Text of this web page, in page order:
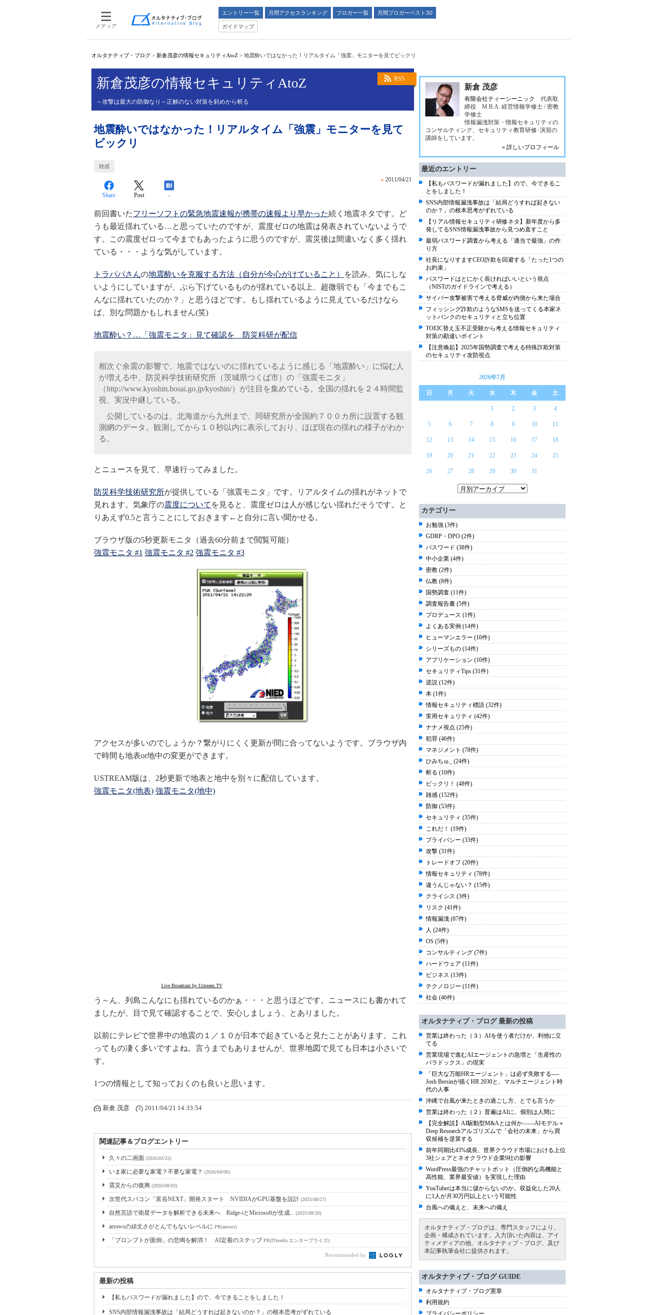
メディア
エントリー一覧 月間アクセスランキング ブロガー一覧
月間ブロガーベスト30
ガイドマップ
オルタナティブ・ブログ > 新倉茂彦の情報セキュリティAtoZ > 地震酔いではなかった！リアルタイム「強震」モニターを見てビックリ
RSS
新倉茂彦の情報セキュリティAtoZ
～攻撃は最大の防御なり～正解のない対策を斜めから斬る
地震酔いではなかった！リアルタイム「強震」モニターを見て
ビックリ
雑感
» 2011/04/21
Share Post -
前回書いたフリーソフトの緊急地震速報が携帯の速報より早かった続く地震ネタです。ど
うも最近揺れている…と思っていたのですが、震度ゼロの地震は発表されていないようで
す。この震度ゼロって今までもあったように思うのですが、震災後は間違いなく多く揺れ
ている・・・ような気がしています。
トラパパさんの地震酔いを克服する方法（自分が今心がけていること）
を読み、気にしな
いようにしていますが、ぶら下げているものが揺れている以上、超微弱でも「今までもこ
んなに揺れていたのか？」と思うほどです。もし揺れているように見えているだけなら
ば、別な問題かもしれません(笑)
地震酔い？…「強震モニタ」見て確認を 防災科研が配信
相次ぐ余震の影響で、地震ではないのに揺れているように感じる「地震酔い」に悩む人
が増える中、防災科学技術研究所（茨城県つくば市）の「強震モニタ」
（http://www.kyoshin.bosai.go.jp/kyoshin/）が注目を集めている。全国の揺れを２４時間監
視、実況中継している。
公開しているのは、北海道から九州まで、同研究所が全国約７００カ所に設置する観
測網のデータ。観測してから１０秒以内に表示しており、ほぼ現在の揺れの様子がわか
る。
とニュースを見て、早速行ってみました。
防災科学技術研究所が提供している「強震モニタ」です。リアルタイムの揺れがネットで
見れます。気象庁の震度について を見ると、震度ゼロは人が感じない揺れだそうです。と
りあえず0.5と言うことにしておきます←と自分に言い聞かせる。
ブラウザ版の5秒更新モニタ（過去60分前まで閲覧可能）
強震モニタ #1 強震モニタ #2 強震モニタ #3
アクセスが多いのでしょうか？繋がりにくく更新が間に合ってないようです。ブラウザ内
で時間も地表or地中の変更ができます。
USTREAM版は、2秒更新で地表と地中を別々に配信しています。
強震モニタ(地表) 強震モニタ(地中)
Live Broadcast by Ustream.TV
う～ん、列島こんなにも揺れているのかぁ・・・と思うほどです。 ニュースにも書かれて
ましたが、目で見て確認することで、安心しましょう、とありました。
以前にテレビで世界中の地震の１／１０が日本で起きていると見たことがあります。これ
ってもの凄く多いですよね。言うまでもありませんが、世界地図で見ても日本は小さいで
す。
1つの情報として知っておくのも良いと思います。
新倉 茂彦 2011/04/21 14:33:54
関連記事＆ブログエントリー
久々の二画面 (2026/03/25)
いま家に必要な家電？不要な家電？ (2026/04/06)
震災からの復興 (2026/08/03)
次世代スパコン「富岳NEXT」開発スタート NVIDIAがGPU基盤を設計 (2025/08/27)
自然言語で衛星データを解析できる未来へ Ridge-iとMicrosoftが生成... (2025/08/20)
arrowsの頑丈さがとんでもないレベルに PR(arrows)
「プロンプトが面倒」の悲鳴を解消！ AI定着のステップPR(ITmedia エンタープライズ)
Recommended by
最新の投稿
【私もパスワードが漏れました】ので、今できることをしました！
SNS内部情報漏洩事故は「結局どうすれば起きないのか？」の根本思考がずれている
新倉 茂彦
有限会社ティーシーニック
代表取
締役 M.B.A. 経営情報学修士 / 密教
学修士
情報漏洩対策・情報セキュリティの
コンサルティング、セキュリティ教育研修･演習の
講師をしています。
» 詳しいプロフィール
最近のエントリー
【私もパスワードが漏れました】ので、今できるこ
とをしました！
SNS内部情報漏洩事故は「結局どうすれば起きない
のか？」の根本思考がずれている
【リアル情報セキュリティ研修ネタ】新年度から多
発してるSNS情報漏洩事故から見つめ直すこと
最弱パスワード調査から考える「適当で最強」の作
り方
社長になりすますCEO詐欺を回避する「たった1つの
お約束」
パスワードはとにかく長ければいいという視点
（NISTのガイドラインで考える）
サイバー攻撃被害で考える脅威が内側から来た場合
フィッシング詐欺のようなSMSを送ってくる本家ネ
ットバンクのセキュリティと立ち位置
TOEIC替え玉不正受験から考える情報セキュリティ
対策の勘違いポイント
【注意喚起】2025年国勢調査で考える特殊詐欺対策
のセキュリティ攻防視点
2026年7月
日 月 火 水 木 金 土
1 2 3 4
5 6 7 8 9 10 11
12 13 14 15 16 17 18
19 20 21 22 23 24 25
26 27 28 29 30 31
カテゴリー
お勉強 (3件)
GDRP・DPO (2件)
パスワード (38件)
中小企業 (4件)
密教 (2件)
仏教 (8件)
国勢調査 (11件)
調査報告書 (5件)
プロデュース (1件)
よくある実例 (14件)
ヒューマンエラー (10件)
シリーズもの (14件)
アプリケーション (10件)
セキュリティTips (31件)
逆説 (12件)
本 (1件)
情報セキュリティ標語 (32件)
実用セキュリティ (42件)
ナナメ視点 (25件)
犯罪 (46件)
マネジメント (78件)
ひみちゅ_ (24件)
斬る (10件)
ビックリ！ (48件)
雑感 (152件)
防御 (53件)
セキュリティ (35件)
これだ！ (19件)
プライバシー (33件)
攻撃 (31件)
トレードオフ (20件)
情報セキュリティ (78件)
違うんじゃない？ (15件)
クライシス (3件)
リスク (41件)
情報漏洩 (87件)
人 (24件)
OS (5件)
コンサルティング (7件)
ハードウェア (11件)
ビジネス (13件)
テクノロジー (11件)
社会 (46件)
オルタナティブ・ブログ 最新の投稿
営業は終わった（３）AIを使う者だけが、利他に立
てる
営業現場で進むAIエージェントの急増と「生産性の
パラドックス」の現実
「巨大な万能HRエージェント」は必ず失敗する----
Josh Bersinが描くHR 2030と、マルチエージェント時
代の人事
沖縄で台風が来たときの過ごし方、とでも言うか
営業は終わった（２）普遍はAIに、個別は人間に
【完全解説】AI駆動型M&Aとは何か――AIモデル＋
Deep Researchアルゴリズムで「会社の未来」から買
収候補を逆算する
前年同期比43%成長、世界クラウド市場における上位
3社シェアとネオクラウド企業9社の影響
WordPress最強のチャットボット（圧倒的な高機能と
高性能、業界最安値）を実現した理由
YouTuberは本当に儲からないのか。収益化した20人
に1人が月30万円以上という可能性
台風への備えと、未来への備え
オルタナティブ・ブログは、専門スタッフにより、
企画・構成されています。入力頂いた内容は、アイ
ティメディアの他、オルタナティブ・ブログ、及び
本記事執筆会社に提供されます。
オルタナティブ・ブログ GUIDE
オルタナティブ・ブログ憲章
利用規約
プライバシーポリシー